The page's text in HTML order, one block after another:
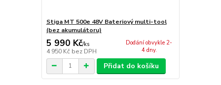
Stiga MT 500e 48V Bateriový multi-tool
(bez akumulátoru)
5 990 Kč/ks
4 950 Kč bez DPH
Dodání obvykle 2-
4 dny.
Přidat do košíku